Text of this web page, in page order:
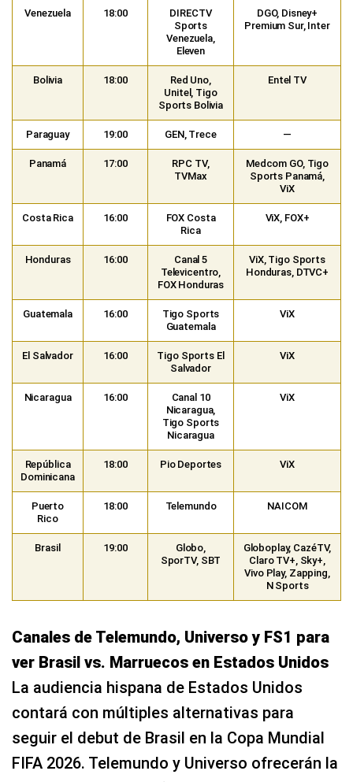
Venezuela 18:00
DIRECTV
Sports
Venezuela,
Eleven
DGO, Disney+
Premium Sur, Inter
Bolivia 18:00
Red Uno,
Unitel, Tigo
Sports Bolivia
Entel TV
Paraguay 19:00 GEN, Trece —
Panamá 17:00
RPC TV,
TVMax
Medcom GO, Tigo
Sports Panamá,
ViX
Costa Rica 16:00
FOX Costa
Rica
ViX, FOX+
Honduras 16:00
Canal 5
Televicentro,
FOX Honduras
ViX, Tigo Sports
Honduras, DTVC+
Guatemala 16:00
Tigo Sports
Guatemala
ViX
El Salvador 16:00
Tigo Sports El
Salvador
ViX
Nicaragua 16:00
Canal 10
Nicaragua,
Tigo Sports
Nicaragua
ViX
República
Dominicana
18:00 Pio Deportes ViX
Puerto
Rico
18:00 Telemundo NAICOM
Brasil 19:00
Globo,
SporTV, SBT
Globoplay, CazéTV,
Claro TV+, Sky+,
Vivo Play, Zapping,
N Sports
Canales de Telemundo, Universo y FS1 para
ver Brasil vs. Marruecos en Estados Unidos
La audiencia hispana de Estados Unidos
contará con múltiples alternativas para
seguir el debut de Brasil en la Copa Mundial
FIFA 2026. Telemundo y Universo ofrecerán la